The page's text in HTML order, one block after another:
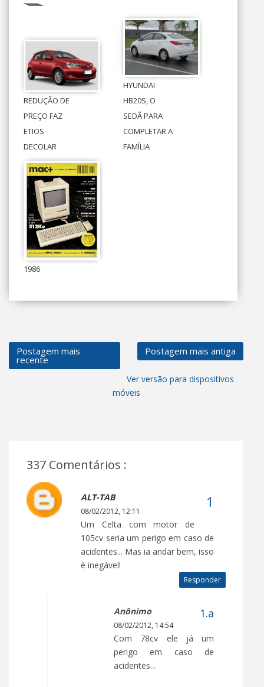
REDUÇÃO DE
PREÇO FAZ
ETIOS
DECOLAR
HYUNDAI
HB20S, O
SEDÃ PARA
COMPLETAR A
FAMÍLIA
1986
Postagem mais
recente
Postagem mais antiga
Ver versão para dispositivos
móveis
337 Comentários :
ALT-TAB
08/02/2012, 12:11
Um Celta com motor de
105cv seria um perigo em caso de
acidentes... Mas ia andar bem, isso
é inegável!
Responder
Anônimo
08/02/2012, 14:54
Com 78cv ele já um
perigo em caso de
acidentes...